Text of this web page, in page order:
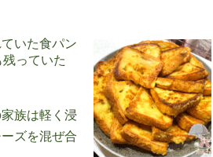
いた食パン
っていた
族は軽く浸
ズを混ぜ合